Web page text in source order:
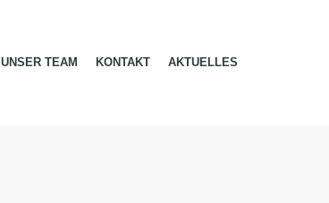
UNSER TEAM KONTAKT AKTUELLES